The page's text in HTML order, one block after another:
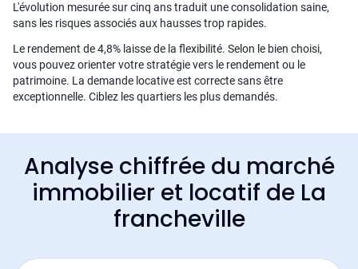
L'évolution mesurée sur cinq ans traduit une consolidation saine,
sans les risques associés aux hausses trop rapides.
Le rendement de 4,8% laisse de la flexibilité. Selon le bien choisi,
vous pouvez orienter votre stratégie vers le rendement ou le
patrimoine. La demande locative est correcte sans être
exceptionnelle. Ciblez les quartiers les plus demandés.
Analyse chiffrée du marché
immobilier et locatif de La
francheville